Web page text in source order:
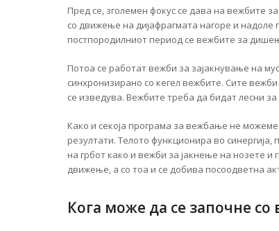
Пред се, зголемен фокус се дава на вежбите
со движење на дијафрагмата нагоре и
постпородилниот период се вежбите за
Потоа се работат вежби за зајакнување на
синхронизирано со кегел вежбите. Сите
се изведува. Вежбите треба да бидат лесни
Како и секоја програма за вежбање не
резултати. Телото функционира во
на грбот како и вежби за јакнење на нозете
движење, а со тоа и се добива посоодветна
Кога може да се започне